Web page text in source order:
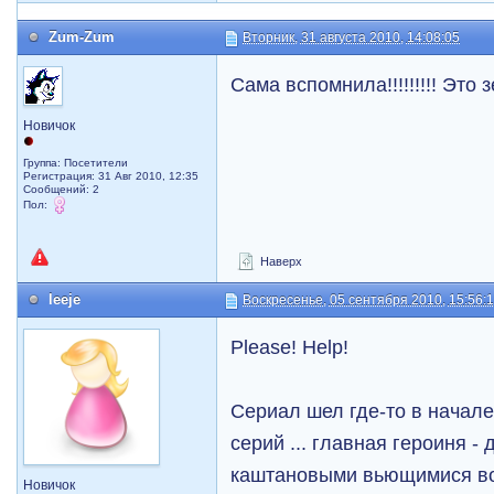
Zum-Zum Вторник, 31 августа 2010, 14:08:05
Новичок
Группа: Посетители
Регистрация: 31 Авг 2010, 12:35
Сообщений: 2
Пол:
Сама вспомнила!!!!!!!!! Это
Наверх
leeje Воскресенье, 05 сентября 2010,
Новичок
Please! Help!
Сериал шел где-то в
серий ... главная героиня
каштановыми вьющимися